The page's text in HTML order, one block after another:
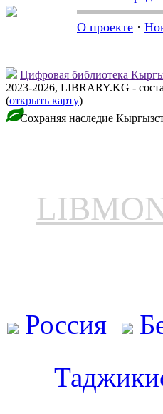
О проекте ·
Цифровая библиотека
2023-2026, LIBRARY.KG -
(открыть карту)
Сохраняя наследие
Россия